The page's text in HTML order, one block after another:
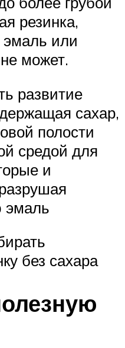
резинка,
эмаль или
может.
развитие
сахар,
полости
средой для
и
эмаль
без сахара